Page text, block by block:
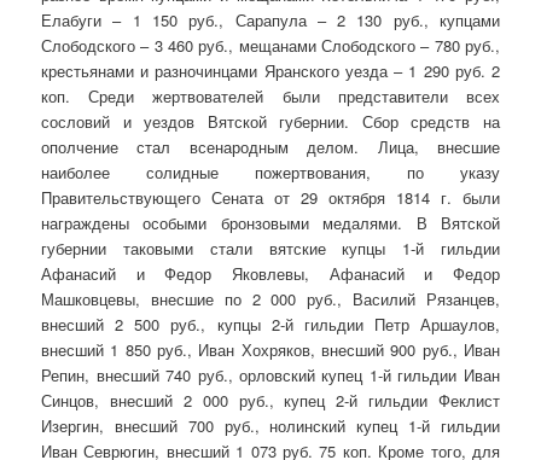
Елабуги – 1 150 руб., Сарапула – 2 130 руб., купцами
Слободского – 3 460 руб., мещанами Слободского – 780 руб.,
крестьянами и разночинцами Яранского уезда – 1 290 руб. 2
коп. Среди жертвователей были представители всех
сословий и уездов Вятской губернии. Сбор средств на
ополчение стал всенародным делом. Лица, внесшие
наиболее солидные пожертвования, по указу
Правительствующего Сената от 29 октября 1814 г. были
награждены особыми бронзовыми медалями. В Вятской
губернии таковыми стали вятские купцы 1-й гильдии
Афанасий и Федор Яковлевы, Афанасий и Федор
Машковцевы, внесшие по 2 000 руб., Василий Рязанцев,
внесший 2 500 руб., купцы 2-й гильдии Петр Аршаулов,
внесший 1 850 руб., Иван Хохряков, внесший 900 руб., Иван
Репин, внесший 740 руб., орловский купец 1-й гильдии Иван
Синцов, внесший 2 000 руб., купец 2-й гильдии Феклист
Изергин, внесший 700 руб., нолинский купец 1-й гильдии
Иван Севрюгин, внесший 1 073 руб. 75 коп. Кроме того, для